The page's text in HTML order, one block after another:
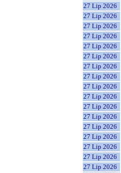
27 Lip 2026
27 Lip 2026
27 Lip 2026
27 Lip 2026
27 Lip 2026
27 Lip 2026
27 Lip 2026
27 Lip 2026
27 Lip 2026
27 Lip 2026
27 Lip 2026
27 Lip 2026
27 Lip 2026
27 Lip 2026
27 Lip 2026
27 Lip 2026
27 Lip 2026